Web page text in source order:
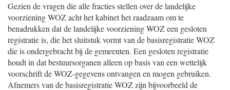
Gezien de vragen die alle fracties stellen over de landelijke
voorziening WOZ acht het kabinet het raadzaam om te
benadrukken dat de landelijke voorziening WOZ een gesloten
registratie is, die het sluitstuk vormt van de basisregistratie WOZ
die is ondergebracht bij de gemeenten. Een gesloten registratie
houdt in dat bestuursorganen alleen op basis van een wettelijk
voorschrift de WOZ-gegevens ontvangen en mogen gebruiken.
Afnemers van de basisregistratie WOZ zijn bijvoorbeeld de